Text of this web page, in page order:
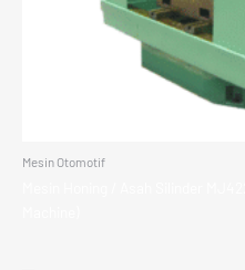
Mesin Otomotif